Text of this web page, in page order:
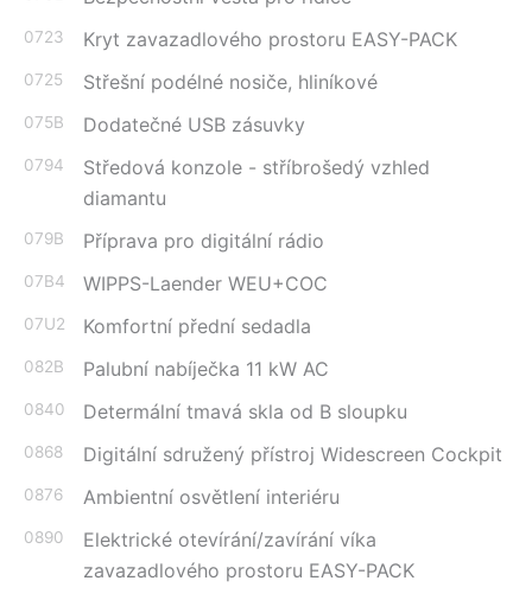
0723 Kryt zavazadlového prostoru EASY-PACK
0725 Střešní podélné nosiče, hliníkové
075B Dodatečné USB zásuvky
0794
Středová konzole - stříbrošedý vzhled
diamantu
079B Příprava pro digitální rádio
07B4 WIPPS-Laender WEU+COC
07U2 Komfortní přední sedadla
082B Palubní nabíječka 11 kW AC
0840 Determální tmavá skla od B sloupku
0868 Digitální sdružený přístroj Widescreen Cockpit
0876 Ambientní osvětlení interiéru
0890
Elektrické otevírání/zavírání víka
zavazadlového prostoru EASY-PACK